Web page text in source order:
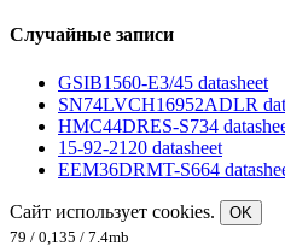
Случайные записи
GSIB1560-E3/45 datasheet
SN74LVCH16952ADLR
HMC44DRES-S734
15-92-2120 datasheet
EEM36DRMT-S664
Сайт использует cookies.
OK
79 / 0,135 / 7.4mb